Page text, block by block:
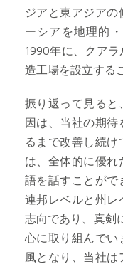
ジアと東アジアの
ーシアを地理的
1990年に、クア
造工場を設立する
振り返って見ると
因は、当社の期待
るまで改善し続
は、全体的に優
語を話すことがで
連邦レベルと州レ
志向であり、真剣
心に取り組んでい
風となり、当社は